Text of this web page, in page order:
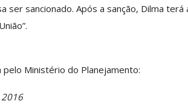
ser sancionado. Após a sanção, Dilma
Ministério do Planejamento:
2016